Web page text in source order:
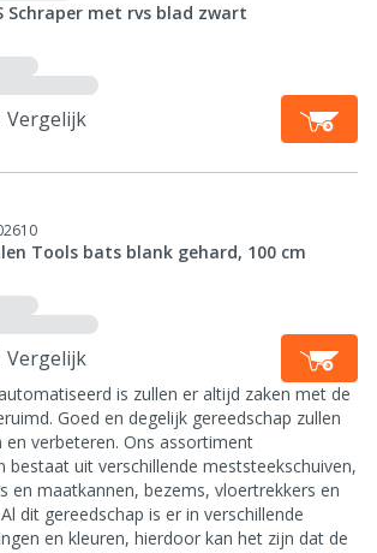
Schraper met rvs blad zwart
Vergelijk
Tools bats blank gehard, 100 cm
Vergelijk
is zullen er altijd zaken met de
Goed en degelijk gereedschap zullen
en verbeteren. Ons assortiment
bestaat uit verschillende meststeekschuiven,
en maatkannen, bezems, vloertrekkers en
dit gereedschap is er in verschillende
en kleuren, hierdoor kan het zijn dat de